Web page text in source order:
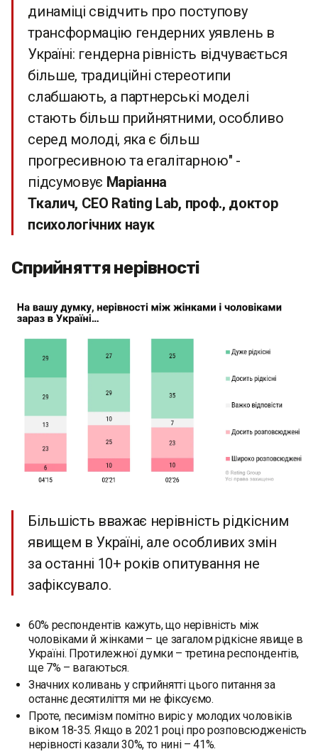
динаміці свідчить про поступову
трансформацію гендерних уявлень в
Україні: гендерна рівність відчувається
більше, традиційні стереотипи
слабшають, а партнерські моделі
стають більш прийнятними, особливо
серед молоді, яка є більш
прогресивною та егалітарною" -
підсумовує Маріанна
Ткалич, CEO Rating Lab, проф., доктор
психологічних наук
Сприйняття нерівності
Більшість вважає нерівність рідкісним
явищем в Україні, але особливих змін
за останні 10+ років опитування не
зафіксувало.
60% респондентів кажуть, що нерівність між
чоловіками й жінками – це загалом рідкісне явище в
Україні. Протилежної думки – третина респондентів,
ще 7% – вагаються.
Значних коливань у сприйнятті цього питання за
останнє десятиліття ми не фіксуємо.
Проте, песимізм помітно виріс у молодих чоловіків
віком 18-35. Якщо в 2021 році про розповсюдженість
нерівності казали 30%, то нині – 41%.